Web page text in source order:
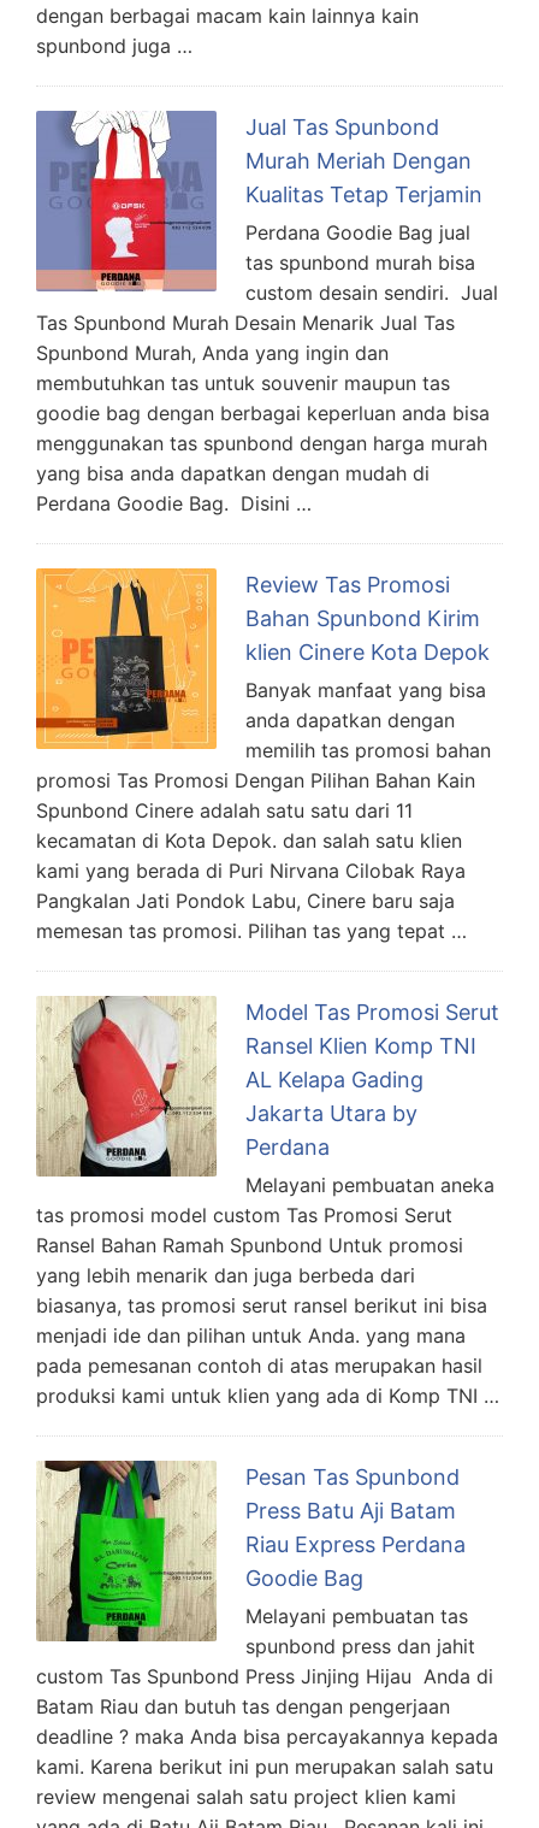
dengan berbagai macam kain lainnya kain
spunbond juga …
Jual Tas Spunbond
Murah Meriah Dengan
Kualitas Tetap Terjamin
Perdana Goodie Bag jual
tas spunbond murah bisa
custom desain sendiri. Jual
Tas Spunbond Murah Desain Menarik Jual Tas
Spunbond Murah, Anda yang ingin dan
membutuhkan tas untuk souvenir maupun tas
goodie bag dengan berbagai keperluan anda bisa
menggunakan tas spunbond dengan harga murah
yang bisa anda dapatkan dengan mudah di
Perdana Goodie Bag. Disini …
Review Tas Promosi
Bahan Spunbond Kirim
klien Cinere Kota Depok
Banyak manfaat yang bisa
anda dapatkan dengan
memilih tas promosi bahan
promosi Tas Promosi Dengan Pilihan Bahan Kain
Spunbond Cinere adalah satu satu dari 11
kecamatan di Kota Depok. dan salah satu klien
kami yang berada di Puri Nirvana Cilobak Raya
Pangkalan Jati Pondok Labu, Cinere baru saja
memesan tas promosi. Pilihan tas yang tepat …
Model Tas Promosi Serut
Ransel Klien Komp TNI
AL Kelapa Gading
Jakarta Utara by
Perdana
Melayani pembuatan aneka
tas promosi model custom Tas Promosi Serut
Ransel Bahan Ramah Spunbond Untuk promosi
yang lebih menarik dan juga berbeda dari
biasanya, tas promosi serut ransel berikut ini bisa
menjadi ide dan pilihan untuk Anda. yang mana
pada pemesanan contoh di atas merupakan hasil
produksi kami untuk klien yang ada di Komp TNI …
Pesan Tas Spunbond
Press Batu Aji Batam
Riau Express Perdana
Goodie Bag
Melayani pembuatan tas
spunbond press dan jahit
custom Tas Spunbond Press Jinjing Hijau Anda di
Batam Riau dan butuh tas dengan pengerjaan
deadline ? maka Anda bisa percayakannya kepada
kami. Karena berikut ini pun merupakan salah satu
review mengenai salah satu project klien kami